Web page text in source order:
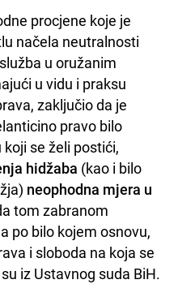
procjene koje je
načela neutralnosti
u oružanim
u vidu i praksu
zaključio da je
pravo bilo
se želi postići,
hidžaba (kao i bilo
neophodna mjera u
tom zabranom
po bilo kojem osnovu,
i sloboda na koja se
iz Ustavnog suda BiH.